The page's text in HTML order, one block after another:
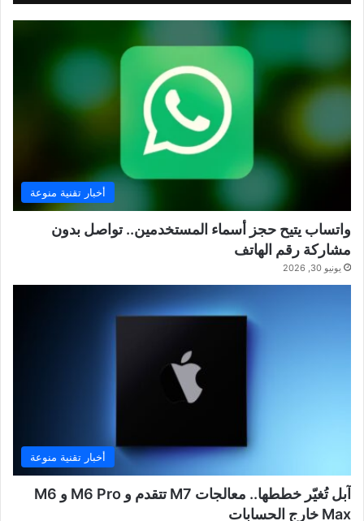
أخبار تقنية منوعة
واتساب يتيح حجز أسماء المستخدمين.. تواصل بدون
مشاركة رقم الهاتف
يونيو 30, 2026
أخبار تقنية منوعة
آبل تُغيّر خططها.. معالجات M7 تتقدم و M6 Pro و M6
Max خارج الحسابات